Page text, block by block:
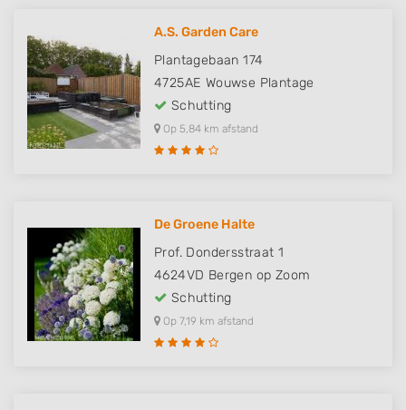
A.S. Garden Care
Plantagebaan 174
4725AE Wouwse Plantage
Schutting
Op 5,84 km afstand
De Groene Halte
Prof. Dondersstraat 1
4624VD Bergen op Zoom
Schutting
Op 7,19 km afstand